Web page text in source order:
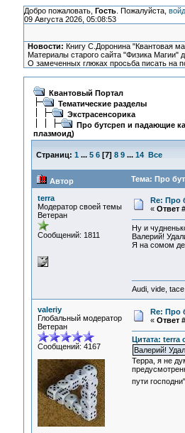
Добро пожаловать, Гость. Пожалуйста,
09 Августа 2026, 05:08:53
Новости: Книгу С.Доронина "Квантовая
Материалы старого сайта "Физика Магии"
О замеченных глюках просьба писать на
Квантовый Портал
Тематические разделы
Экстрасенсорика
Про бутсреп и падающие
плазмоид)
Страниц: 1 ... 5 6[7] 8 9 ... 14 Все
Автор Тема: Про
terra
Модератор своей темы
Ветеран
Сообщений: 1811
Re: Про
« Ответ
Ну и
Валерий!
Я на сомом
Audi, vide,
valeriy
Глобальный модератор
Ветеран
Сообщений: 4167
Re: Про
« Ответ
Цитата: terra
Валерий!
Терра, я не
пути господни"